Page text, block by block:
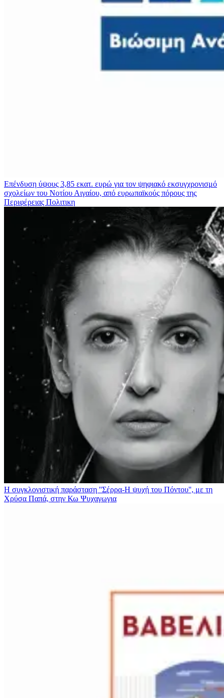
Επένδυση ύψους 3,85 εκατ. ευρώ για τον ψηφιακό εκσυγχρονισμό
σχολείων του Νοτίου Αιγαίου, από ευρωπαϊκούς πόρους της
Περιφέρειας Πολιτικη
Η συγκλονιστική παράσταση ''Σέρρα-Η ψυχή του Πόντου'', με τη
Χρύσα Παπά, στην Κω Ψυχαγωγια